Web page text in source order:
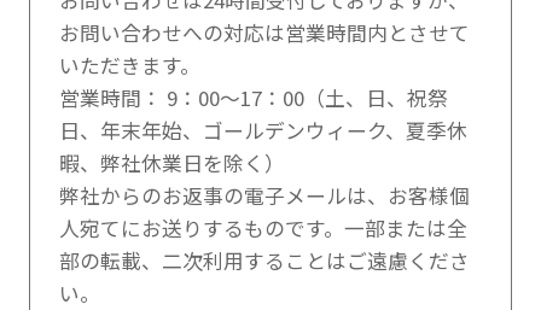
お問い合わせへの対応は営業時間内とさせて
いただきます。
営業時間： 9：00～17：00（土、日、祝祭
日、年末年始、ゴールデンウィーク、夏季休
暇、弊社休業日を除く）
弊社からのお返事の電子メールは、お客様個
人宛てにお送りするものです。一部または全
部の転載、二次利用することはご遠慮くださ
い。